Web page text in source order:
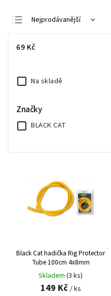
Nejprodávanější
Nejdražší
69 Kč
Na skladě
Značky
BLACK CAT
Black Cat hadička Rig Protector
Tube 100cm 4x8mm
Skladem (3 ks)
149 Kč / ks